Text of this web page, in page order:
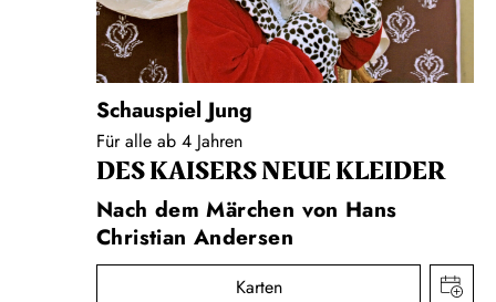
Schauspiel Jung
Für alle ab 4 Jahren
DES KAISERS NEUE KLEIDER
Nach dem Märchen von Hans
Christian Andersen
Karten